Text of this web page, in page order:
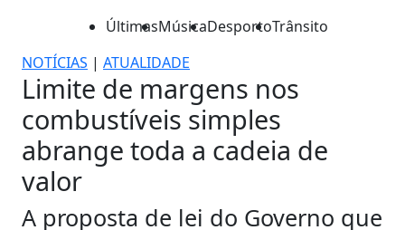
ÚltimasMúsicaDesportoTrânsito
NOTÍCIAS | ATUALIDADE
Limite de margens nos
combustíveis simples
abrange toda a cadeia de
valor
A proposta de lei do Governo que